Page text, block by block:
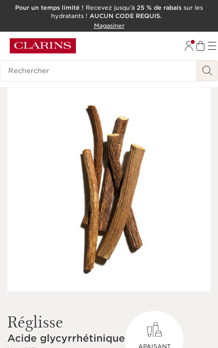
ALLER AU CONTENU
OUTIL D'ACCESSIBILITÉ
Pour un temps limité ! Recevez jusqu'à 25 % de rabais sur les
hydratants ! AUCUN CODE REQUIS.
Magasiner
Historique des recherches
Réglisse
Acide glycyrrhétinique
APAISANT